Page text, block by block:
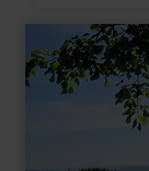
ferme, des dégustations
grange à houblon peut
plus
sur
Eifel